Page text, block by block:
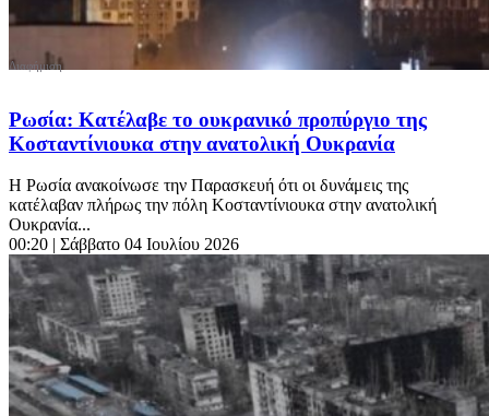
Ρωσία: Κατέλαβε το ουκρανικό προπύργιο της
Κοσταντίνιουκα στην ανατολική Ουκρανία
Η Ρωσία ανακοίνωσε την Παρασκευή ότι οι δυνάμεις της
κατέλαβαν πλήρως την πόλη Κοσταντίνιουκα στην ανατολική
Ουκρανία...
00:20 | Σάββατο 04 Ιουλίου 2026